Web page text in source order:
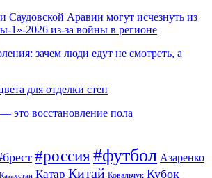
Саудовской Аравии могут исчезнуть из
1»-2026 из-за войны в регионе
зачем люди едут не смотреть, а
для отделки стен
это восстановление пола
#россия#футбол Азаренко
Казахстан Катар Китай Ковальчук Кубок